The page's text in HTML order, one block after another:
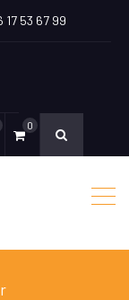
17 53 67 99
0